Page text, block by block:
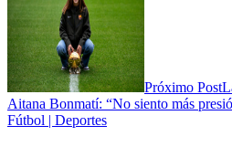
Próximo Post
Aitana Bonmatí: “No siento más
Fútbol | Deportes